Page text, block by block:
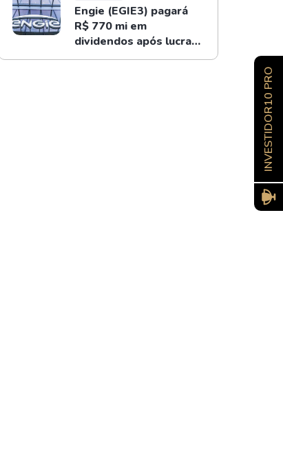
Engie (EGIE3) pagará
R$ 770 mi em
dividendos após lucrar
R$ 694 mi no 2T26
INVESTIDOR10 PRO